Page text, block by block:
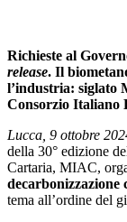
Richieste al
release. Il
l’industria: siglato
Consorzio Italiano
Lucca, 9 ottobre
della 30° edizione
Cartaria, MIAC,
decarbonizzazione
tema all’ordine del